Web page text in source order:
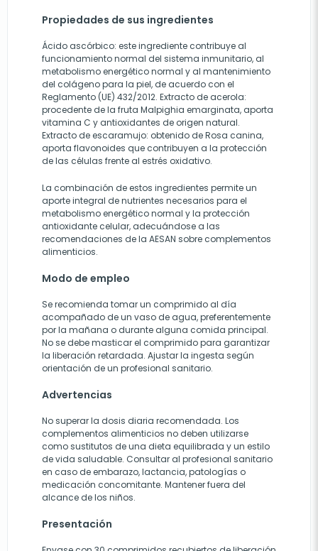
Propiedades de sus ingredientes
Ácido ascórbico: este ingrediente contribuye al
funcionamiento normal del sistema inmunitario, al
metabolismo energético normal y al mantenimiento
del colágeno para la piel, de acuerdo con el
Reglamento (UE) 432/2012. Extracto de acerola:
procedente de la fruta Malpighia emarginata, aporta
vitamina C y antioxidantes de origen natural.
Extracto de escaramujo: obtenido de Rosa canina,
aporta flavonoides que contribuyen a la protección
de las células frente al estrés oxidativo.
La combinación de estos ingredientes permite un
aporte integral de nutrientes necesarios para el
metabolismo energético normal y la protección
antioxidante celular, adecuándose a las
recomendaciones de la AESAN sobre complementos
alimenticios.
Modo de empleo
Se recomienda tomar un comprimido al día
acompañado de un vaso de agua, preferentemente
por la mañana o durante alguna comida principal.
No se debe masticar el comprimido para garantizar
la liberación retardada. Ajustar la ingesta según
orientación de un profesional sanitario.
Advertencias
No superar la dosis diaria recomendada. Los
complementos alimenticios no deben utilizarse
como sustitutos de una dieta equilibrada y un estilo
de vida saludable. Consultar al profesional sanitario
en caso de embarazo, lactancia, patologías o
medicación concomitante. Mantener fuera del
alcance de los niños.
Presentación